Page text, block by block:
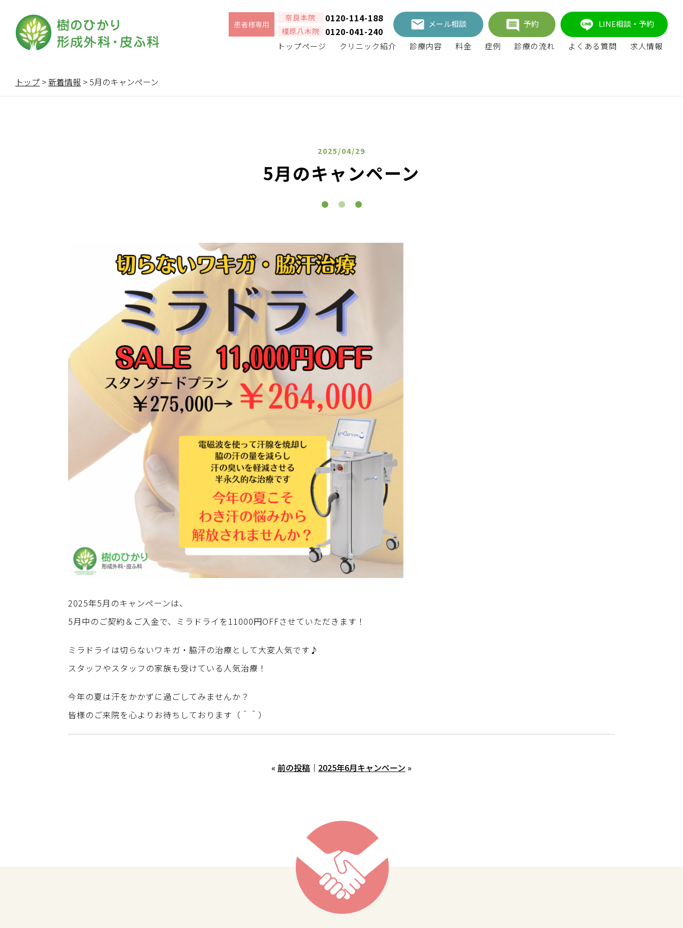
患者様専用
奈良本院 0120-114-188
橿原八木院 0120-041-240
メール相談 予約 LINE相談・予約
トップページ クリニック紹介 診療内容 料金 症例 診療の流れ よくある質問 求人情報
トップ >新着情報 > 5月のキャンペーン
2025/04/29
5月のキャンペーン
2025年5月のキャンペーンは、
5月中のご契約＆ご入金で、ミラドライを11000円OFFさせていただきます！
ミラドライは切らないワキガ・脇汗の治療として大変人気です♪
スタッフやスタッフの家族も受けている人気治療！
今年の夏は汗をかかずに過ごしてみませんか？
皆様のご来院を心よりお待ちしております（＾＾）
« 前の投稿 ｜ 2025年6月キャンペーン »